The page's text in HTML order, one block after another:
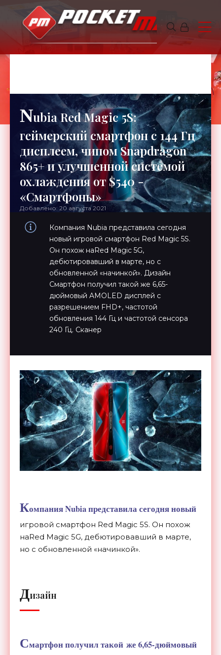
6 минут чтения 775
Nubia Red Magic 5S:
геймерский смартфон с 144 Гц
дисплеем, чипом Snapdragon
865+ и улучшенной системой
охлаждения от $540 -
«Смартфоны»
Добавлено: 20 августа 2021
Компания Nubia представила сегодня
новый игровой смартфон Red Magic 5S.
Он похож наRed Magic 5G,
дебютировавший в марте, но с
обновленной «начинкой». Дизайн
Смартфон получил такой же 6,65-
дюймовый AMOLED дисплей с
разрешением FHD+, частотой
обновления 144 Гц и частотой сенсора
240 Гц. Сканер
Компания Nubia представила сегодня новый
игровой смартфон Red Magic 5S. Он похож
наRed Magic 5G, дебютировавший в марте,
но с обновленной «начинкой».
Дизайн
Смартфон получил такой же 6,65-дюймовый